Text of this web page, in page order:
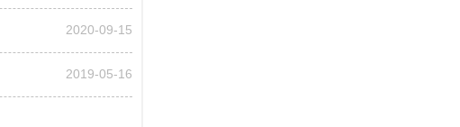
2020-09-15
2019-05-16